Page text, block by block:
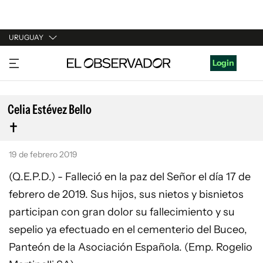
URUGUAY
URUGUAY
ARGENTINA
ESPAÑA
ESTADOS UNIDOS
Login
Celia Estévez Bello
19 de febrero 2019
(Q.E.P.D.) - Falleció en la paz del Señor el día 17 de
febrero de 2019. Sus hijos, sus nietos y bisnietos
participan con gran dolor su fallecimiento y su
sepelio ya efectuado en el cementerio del Buceo,
Panteón de la Asociación Española. (Emp. Rogelio